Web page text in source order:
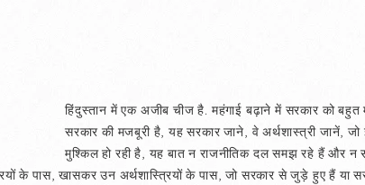
हिंदुस्तान में एक अजीब चीज है. महंगाई बढ़ाने में सरकार को
सरकार की मजबूरी है, यह सरकार जाने, वे अर्थशास्त्री जानें,
मुश्किल हो रही है, यह बात न राजनीतिक दल समझ रहे हैं और न
के पास, खासकर उन अर्थशास्त्रियों के पास, जो सरकार से जुड़े हुए हैं या